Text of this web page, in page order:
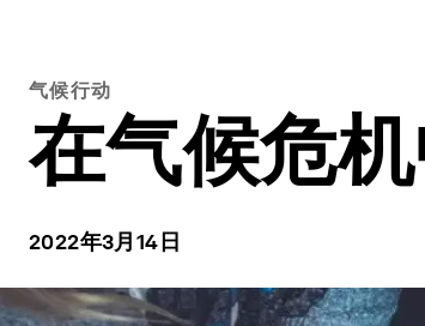
气候行动
在气候危
2022年3月14日